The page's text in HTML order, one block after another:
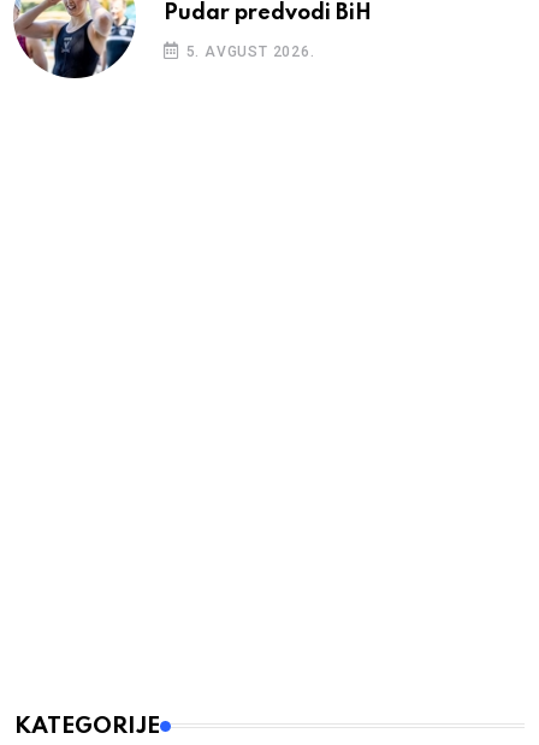
Pudar predvodi BiH
5. AVGUST 2026.
KATEGORIJE